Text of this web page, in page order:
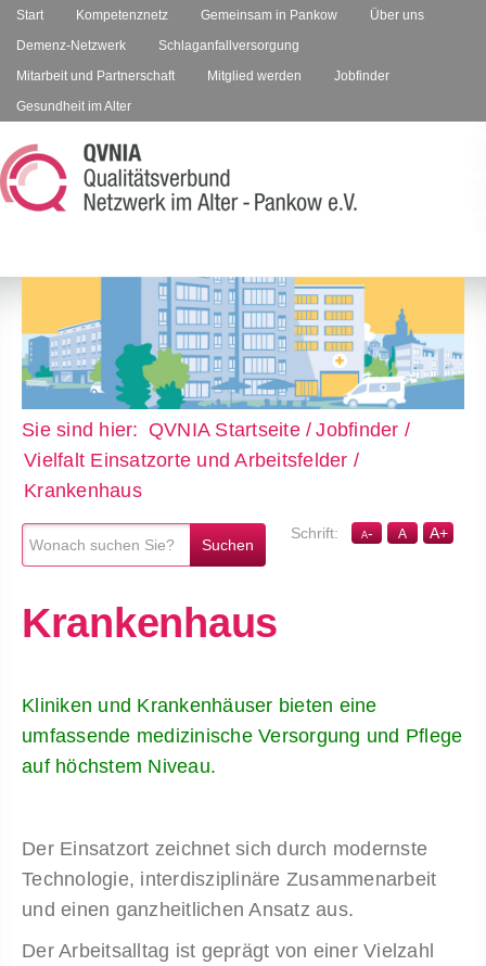
Start Kompetenznetz Gemeinsam in Pankow
Über uns
Demenz-Netzwerk
Schlaganfallversorgung
Mitarbeit und Partnerschaft
Mitglied werden
Jobfinder
Gesundheit im Alter
QVNIA Startseite
Jobfinder
Vielfalt Einsatzorte und Arbeitsfelder
Krankenhaus
A+
A
A-
Krankenhaus
Kliniken und Krankenhäuser bieten eine
umfassende medizinische Versorgung und Pflege
auf höchstem Niveau.
Der Einsatzort zeichnet sich durch modernste
Technologie, interdisziplinäre Zusammenarbeit
und einen ganzheitlichen Ansatz aus.
Der Arbeitsalltag ist geprägt von einer Vielzahl